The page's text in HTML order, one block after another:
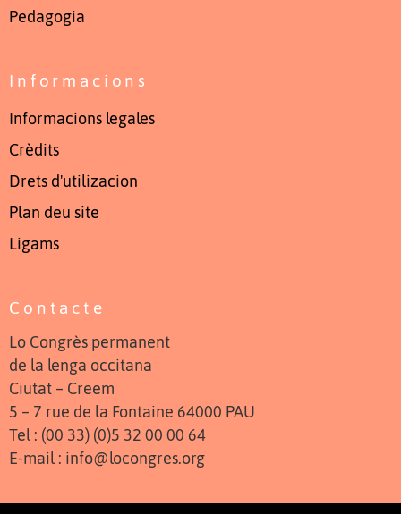
Pedagogia
Informacions
Informacions legales
Crèdits
Drets d'utilizacion
Plan deu site
Ligams
Contacte
Lo Congrès permanent
de la lenga occitana
Ciutat – Creem
5 – 7 rue de la Fontaine 64000 PAU
Tel : (00 33) (0)5 32 00 00 64
E-mail : info@locongres.org